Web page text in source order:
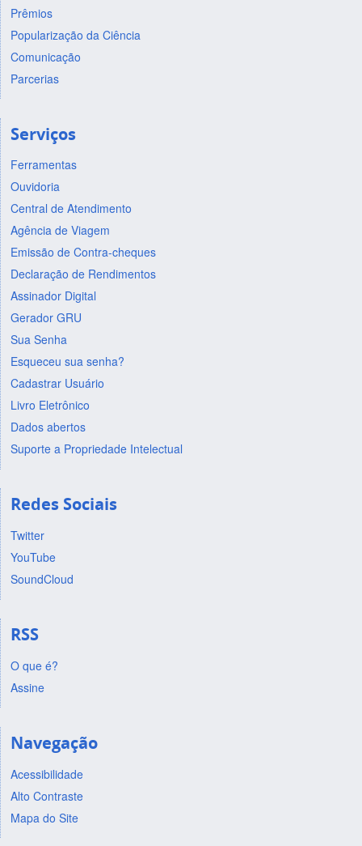
Prêmios
Popularização da Ciência
Comunicação
Parcerias
Serviços
Ferramentas
Ouvidoria
Central de Atendimento
Agência de Viagem
Emissão de Contra-cheques
Declaração de Rendimentos
Assinador Digital
Gerador GRU
Sua Senha
Esqueceu sua senha?
Cadastrar Usuário
Livro Eletrônico
Dados abertos
Suporte a Propriedade Intelectual
Redes Sociais
Twitter
YouTube
SoundCloud
RSS
O que é?
Assine
Navegação
Acessibilidade
Alto Contraste
Mapa do Site